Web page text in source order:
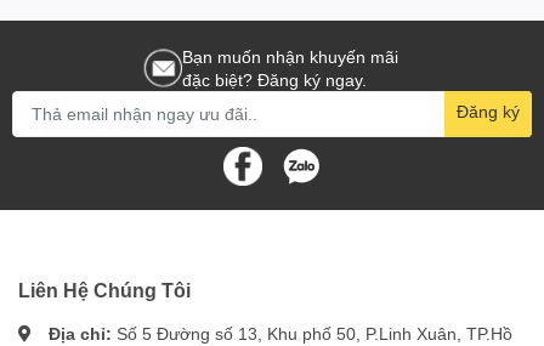
Bạn muốn nhận khuyến mãi
đặc biệt? Đăng ký ngay.
Đăng ký
Liên Hệ Chúng Tôi
Địa chỉ: Số 5 Đường số 13, Khu phố 50, P.Linh Xuân, TP.Hồ